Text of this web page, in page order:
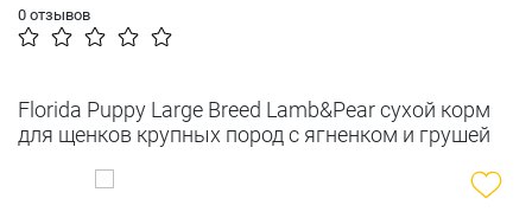
0 отзывов
Florida Puppy Large Breed Lamb&Pear сухой корм
для щенков крупных пород с ягненком и грушей